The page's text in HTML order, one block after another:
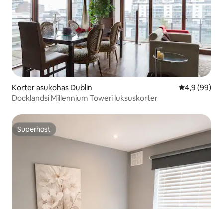
Korter asukohas Dublin Keskmine
4,9 (99)
Docklandsi Millennium Toweri luksuskorter
Superhost
Superhost